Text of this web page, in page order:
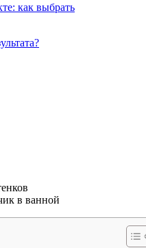
как выбрать
в ванной